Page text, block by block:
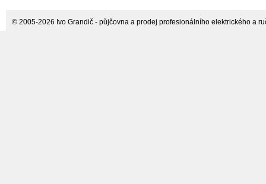
© 2005-2026 Ivo Grandič - půjčovna a prodej profesionálního elektrického a